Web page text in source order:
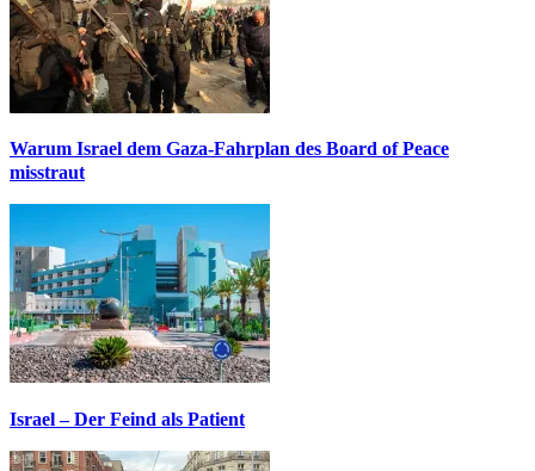
Warum Israel dem Gaza-Fahrplan des Board of Peace
misstraut
Israel – Der Feind als Patient